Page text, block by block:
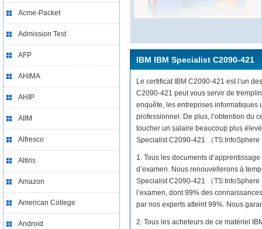
Acme-Packet
Admission Test
AFP
AHIMA
AHIP
AIIM
Alfresco
Altiris
Amazon
American College
Android
IBM IBM Specialist C2090-421
Le certificat IBM C2090-421 est l’un
C2090-421 peut vous servir de
enquête, les entreprises informatiques
professionnel. De plus, l’obtention du
toucher un salaire beaucoup plus
Specialist C2090-421 （
1. Tous les documents
d’examen. Nous renouvellerons à
Specialist C2090-421 （
l’examen, dont 99% des
par nos experts atteint 99%. Nous
2. Tous les acheteurs de ce matériel